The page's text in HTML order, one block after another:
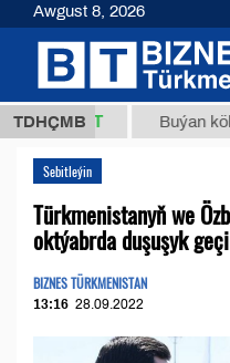
TDHÇMB
ТМТ Buýan köküniň
Sebitleýin
Türkmenistanyň we
oktýabrda duşuşyk
BIZNES TÜRKMENISTAN
13:16 28.09.2022
Awgust 8, 2026